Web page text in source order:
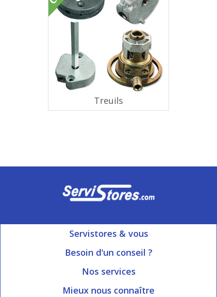
Treuils
Servistores & vous
Mon compte
Besoin d'un conseil ?
Ouvert du Lundi au Vendredi
Nos services
Informations livraison
Mieux nous connaître